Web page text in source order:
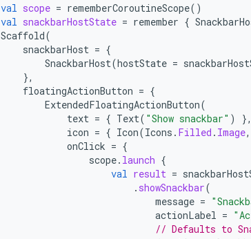
val scope = rememberCoroutineScope()
val snackbarHostState = remember {
Scaffold(
snackbarHost = {
SnackbarHost(hostState =
},
floatingActionButton = {
ExtendedFloatingActionButton(
text = { Text( "Show snackbar" )
},
icon = { Icon(Icons . Filled . Image,
onClick = {
scope. launch {
val result =
. showSnackbar(
message =
actionLabel =
// Defaults to